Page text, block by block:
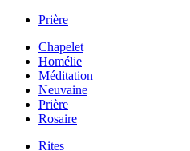
Prière
Chapelet
Homélie
Méditation
Neuvaine
Prière
Rosaire
Rites